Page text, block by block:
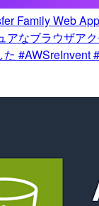
Family Web
アなブラウザア
#AWSreInvent